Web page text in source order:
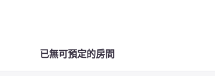
已無可預定的房間